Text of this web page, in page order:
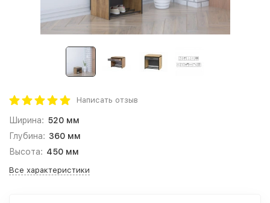
Написать отзыв
Ширина: 520 мм
Глубина: 360 мм
Высота: 450 мм
Все характеристики